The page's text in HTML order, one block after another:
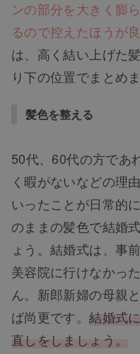
ンの部分を大きく膨
るので控えたほうが
は、高く結い上げた
り下の位置でまとめま
髪色を整える
50代、60代の方であ
く暇がないなどの理
いったことが日常的
のままの髪色で結婚
ょう。結婚式は、事
美容院に行けなかっ
ん。新郎新婦の母親
ば尚更です。結婚式
直しをしましょう。